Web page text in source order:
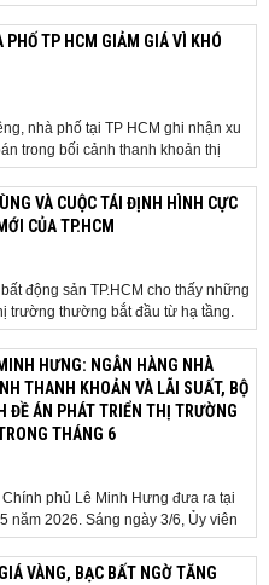
tế. TP Đà Nẵng đang nghiên cứu một
mang tính đột phá khi đề xuất xây
xuyên qua khu vực sân...
PHỐ TP HCM GIẢM GIÁ VÌ KHÓ
nhà phố tại TP HCM ghi nhận xu
trong bối cảnh thanh khoản thị
mua thận trọng. Sau hơn 5 tháng
hẻm khu vực Bảy Hiền, anh
TP HCM, chấp nhận hạ giá...
VÀ CUỘC TÁI ĐỊNH HÌNH CỰC
CỦA TP.HCM
động sản TP.HCM cho thấy những
trường thường bắt đầu từ hạ tầng.
liên vùng đồng loạt tăng tốc, cấu
đang dần thay đổi, mở ra những
mới và kéo theo quá...
HƯNG: NGÂN HÀNG NHÀ
THANH KHOẢN VÀ LÃI SUẤT, BỘ
ĐỀ ÁN PHÁT TRIỂN THỊ TRƯỜNG
THÁNG 6
phủ Lê Minh Hưng đưa ra tại
năm 2026. Sáng ngày 3/6, Ủy viên
Thủ tướng Chính phủ Lê Minh Hưng
VÀNG, BẠC BẤT NGỜ TĂNG